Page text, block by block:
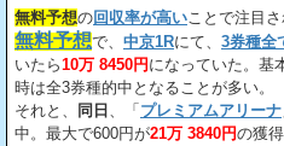
無料予想の回収率が高いことで注目
無料予想で、 中京1Rにて、 3券種全
いたら10万 8450円 になっていた。基
時は全3券種的中となることが多い。
それと、
同日 、「 プレミアムアリーナ
中。最大で600円が21万 3840円の獲